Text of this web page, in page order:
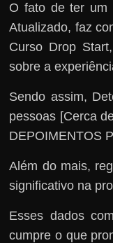
O fato de ter um
Atualizado, faz
Curso Drop
sobre a
Sendo assim,
pessoas [Cerca
DEPOIMENTOS
Além do mais,
significativo na
Esses dados
cumpre o que